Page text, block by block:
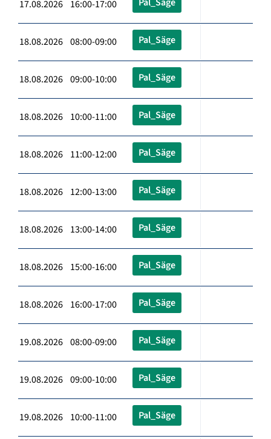
17.08.2026 16:00-17:00
18.08.2026 08:00-09:00 Pal_Säge
18.08.2026 09:00-10:00 Pal_Säge
18.08.2026 10:00-11:00 Pal_Säge
18.08.2026 11:00-12:00 Pal_Säge
18.08.2026 12:00-13:00 Pal_Säge
18.08.2026 13:00-14:00 Pal_Säge
18.08.2026 15:00-16:00 Pal_Säge
18.08.2026 16:00-17:00 Pal_Säge
19.08.2026 08:00-09:00 Pal_Säge
19.08.2026 09:00-10:00 Pal_Säge
19.08.2026 10:00-11:00 Pal_Säge